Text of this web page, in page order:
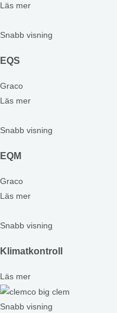
Läs mer
Snabb visning
EQS
Graco
Läs mer
Snabb visning
EQM
Graco
Läs mer
Snabb visning
Klimatkontroll
Läs mer
Snabb visning